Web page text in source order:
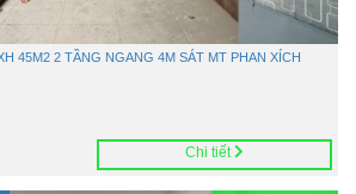
45M2 2 TẦNG NGANG 4M SÁT MT PHAN XÍCH
Chi tiết